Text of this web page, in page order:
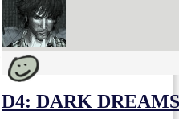
D4: DARK